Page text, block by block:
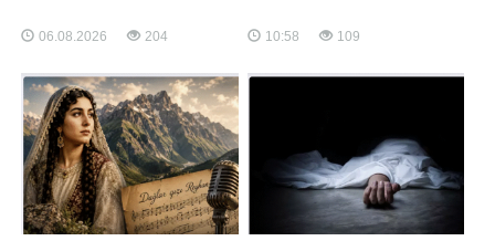
hazır olduğunu bildirib. xarici
mediaya istinadla xəbər verir ki,
Vaykuledən "Rusiya Latviyaya
hücum etsə, nə edərdiniz?" sualını
ünvanlayıblar
06.08.2026 204
yaradır. xəbər verir ki, bunu Rusiya
Xarici İşlər Nazirliyinin İnformasiya
direktor müavini Aleksey Fadeyev
10:58 109